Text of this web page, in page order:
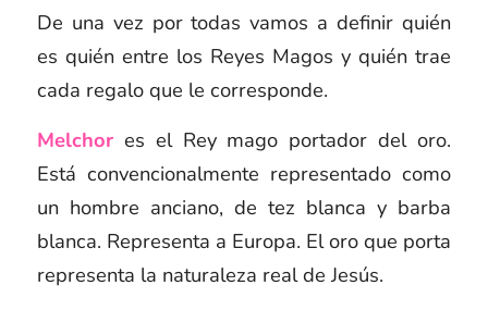
De una vez por todas vamos a definir quién
es quién entre los Reyes Magos y quién trae
cada regalo que le corresponde.
Melchores el Rey mago portador del oro.
Está convencionalmente representado como
un hombre anciano, de tez blanca y barba
blanca. Representa a Europa. El oro que porta
representa la naturaleza real de Jesús.